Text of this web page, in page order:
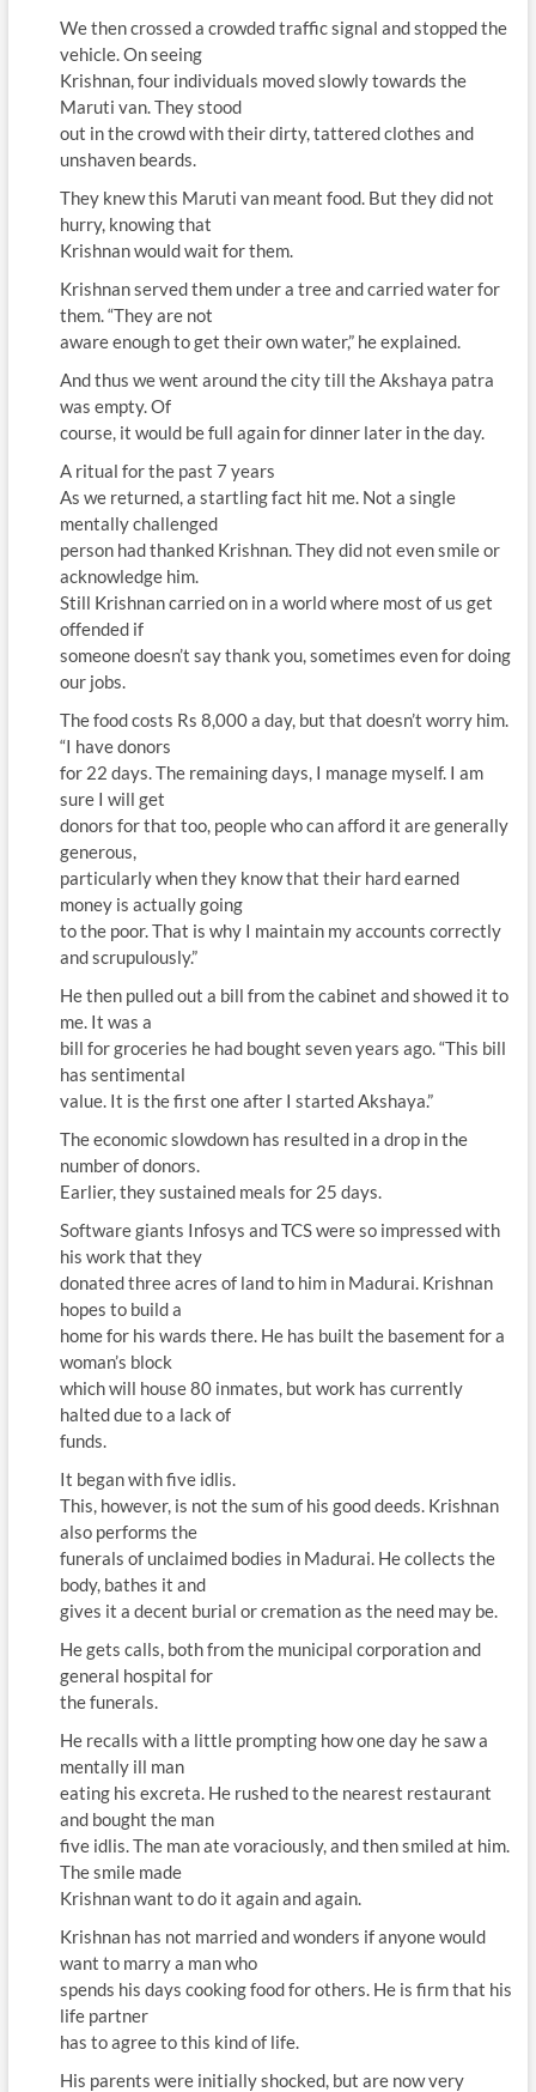
We then crossed a crowded traffic signal and stopped the
vehicle. On seeing
Krishnan, four individuals moved slowly towards the
Maruti van. They stood
out in the crowd with their dirty, tattered clothes and
unshaven beards.
They knew this Maruti van meant food. But they did not
hurry, knowing that
Krishnan would wait for them.
Krishnan served them under a tree and carried water for
them. “They are not
aware enough to get their own water,” he explained.
And thus we went around the city till the Akshaya patra
was empty. Of
course, it would be full again for dinner later in the day.
A ritual for the past 7 years
As we returned, a startling fact hit me. Not a single
mentally challenged
person had thanked Krishnan. They did not even smile or
acknowledge him.
Still Krishnan carried on in a world where most of us get
offended if
someone doesn’t say thank you, sometimes even for doing
our jobs.
The food costs Rs 8,000 a day, but that doesn’t worry him.
“I have donors
for 22 days. The remaining days, I manage myself. I am
sure I will get
donors for that too, people who can afford it are generally
generous,
particularly when they know that their hard earned
money is actually going
to the poor. That is why I maintain my accounts correctly
and scrupulously.”
He then pulled out a bill from the cabinet and showed it to
me. It was a
bill for groceries he had bought seven years ago. “This bill
has sentimental
value. It is the first one after I started Akshaya.”
The economic slowdown has resulted in a drop in the
number of donors.
Earlier, they sustained meals for 25 days.
Software giants Infosys and TCS were so impressed with
his work that they
donated three acres of land to him in Madurai. Krishnan
hopes to build a
home for his wards there. He has built the basement for a
woman’s block
which will house 80 inmates, but work has currently
halted due to a lack of
funds.
It began with five idlis.
This, however, is not the sum of his good deeds. Krishnan
also performs the
funerals of unclaimed bodies in Madurai. He collects the
body, bathes it and
gives it a decent burial or cremation as the need may be.
He gets calls, both from the municipal corporation and
general hospital for
the funerals.
He recalls with a little prompting how one day he saw a
mentally ill man
eating his excreta. He rushed to the nearest restaurant
and bought the man
five idlis. The man ate voraciously, and then smiled at him.
The smile made
Krishnan want to do it again and again.
Krishnan has not married and wonders if anyone would
want to marry a man who
spends his days cooking food for others. He is firm that his
life partner
has to agree to this kind of life.
His parents were initially shocked, but are now very